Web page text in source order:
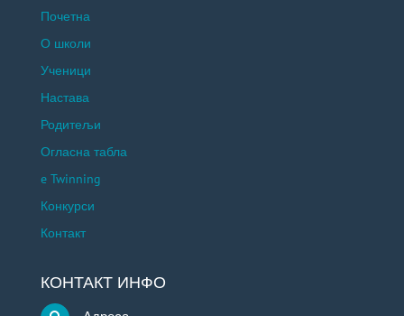
Почетна
О школи
Ученици
Настава
Родитељи
Огласна табла
e Twinning
Конкурси
Контакт
КОНТАКТ ИНФО